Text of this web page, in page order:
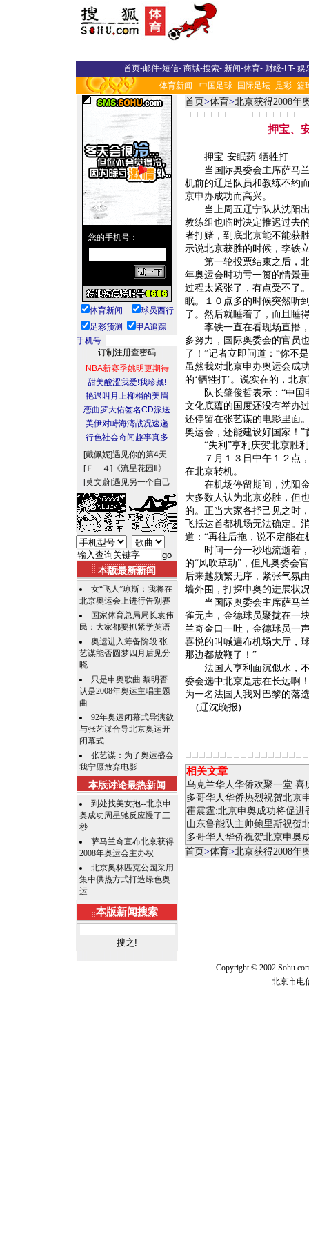
首页-邮件-短信- 商城-搜索- 新闻-体育- 财经-I T- 娱
体育新闻 - 中国足球- 国际足坛 -足彩 -篮
体育新闻
球员西行
足彩预测
甲A追踪
手机号:
NBA新赛季姚明更期待
甜美酸涩我爱!我珍藏!
艳遇叫月上柳梢的美眉
恋曲罗大佑签名CD派送
美伊对峙海湾战况速递
行色社会奇闻趣事真多
[戴佩妮]遇见你的第4天
[Ｆ ４] 《流星花园Ⅱ》
[莫文蔚]遇见另一个自己
本版最新新闻
女“飞人”琼斯：我将在
北京奥运会上进行告别赛
国家体育总局局长袁伟
民：大家都要抓紧学英语
奥运进入筹备阶段 张
艺谋能否圆梦四月后见分
晓
只是申奥歌曲 黎明否
认是2008年奥运主唱主题
曲
92年奥运闭幕式导演欲
与张艺谋合导北京奥运开
闭幕式
张艺谋：为了奥运盛会
我宁愿放弃电影
本版讨论最热新闻
到处找美女抱--北京申
奥成功周星驰反应慢了三
秒
萨马兰奇宣布北京获得
2008年奥运会主办权
北京奥林匹克公园采用
集中供热方式打造绿色奥
运
本版新闻搜索
首页>体育>北京获得2008年
押宝、
押宝·安眠药·牺牲打
当国际奥委会主席萨马兰
机前的辽足队员和教练不约
京申办成功而高兴。
当上周五辽宁队从沈阳出
教练组也临时决定推迟过去
者打赌，到底北京能不能获
示说北京获胜的时候，李铁
第一轮投票结束之后，北
年奥运会时功亏一篑的情景
过程太紧张了，有点受不了
眠。１０点多的时候突然听
了。然后就睡着了，而且睡
李铁一直在看现场直播，
多努力，国际奥委会的官员
了！”记者立即问道：“你不
虽然我对北京申办奥运会成
的‘牺牲打’。说实在的，北
队长肇俊哲表示：“中国
文化底蕴的国度还没有举办
还停留在张艺谋的电影里面
奥运会，还能建设好国家！”
“失利”亨利庆贺北京胜利
７月１３日中午１２点，
在北京转机。
在机场停留期间，沈阳金
大多数人认为北京必胜，但
的。正当大家各抒己见之时
飞抵达首都机场无法确定。
道：“再往后拖，说不定能
时间一分一秒地流逝着，
的“风吹草动”，但凡奥委会
后来越频繁无序，紧张气氛
墙外围，打探申奥的进展状
当国际奥委会主席萨马兰
雀无声，金德球员聚拢在一
兰奇金口一吐，金德球员一
喜悦的叫喊遍布机场大厅，
那边都放鞭了！”
法国人亨利面沉似水，不
委会选中北京是志在长远啊
为一名法国人我对巴黎的落
(辽沈晚报)
相关文章
乌克兰华人华侨欢聚一堂 喜
多哥华人华侨热烈祝贺北京
霍震霆:北京申奥成功将促
山东鲁能队主帅鲍里斯祝贺
多哥华人华侨祝贺北京申奥
首页>体育>北京获得2008年
Copyright © 2002
北京市电